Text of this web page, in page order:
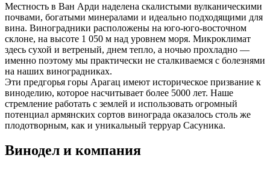
Местность в Ван Арди наделена скалистыми вулканическими
почвами, богатыми минералами и идеально подходящими для
вина. Виноградники расположены на юго-юго-восточном
склоне, на высоте 1 050 м над уровнем моря. Микроклимат
здесь сухой и ветреный, днем тепло, а ночью прохладно —
именно поэтому мы практически не сталкиваемся с болезнями
на наших виноградниках.
Эти предгорья горы Арагац имеют историческое призвание к
виноделию, которое насчитывает более 5000 лет. Наше
стремление работать с землей и использовать огромный
потенциал армянских сортов винограда оказалось столь же
плодотворным, как и уникальный терруар Сасуника.
Винодел и компания